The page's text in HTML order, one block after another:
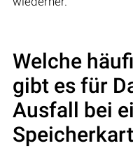
Welche
gibt es für
Ausfall bei